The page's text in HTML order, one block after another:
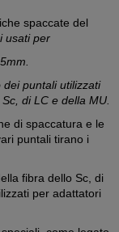
spaccate del
usati per
puntali utilizzati
di LC e della MU.
di spaccatura e le
puntali tirano i
fibra dello Sc, di
per adattatori